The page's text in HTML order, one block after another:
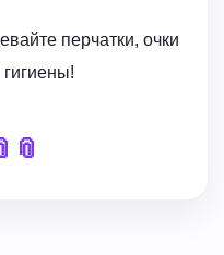
перчатки, очки
📎